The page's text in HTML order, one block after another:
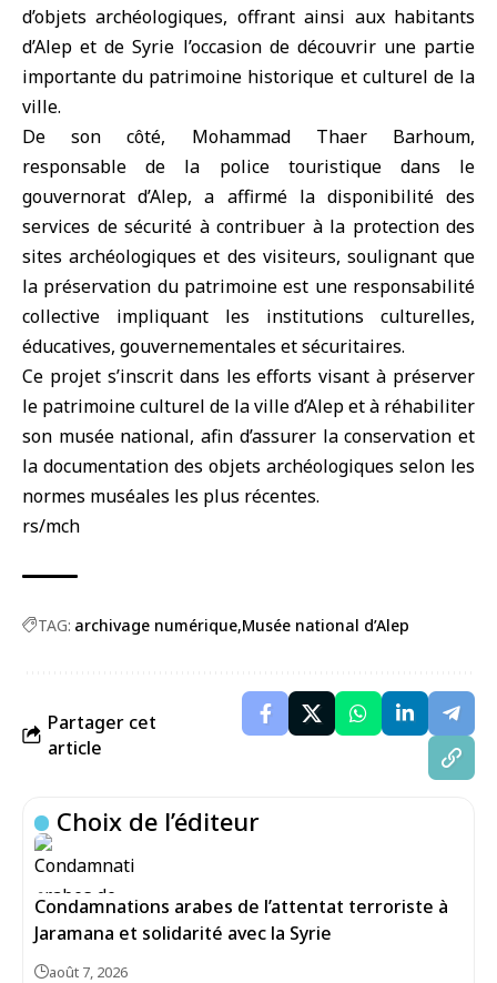
d’objets archéologiques, offrant ainsi aux habitants
d’Alep et de Syrie l’occasion de découvrir une partie
importante du patrimoine historique et culturel de la
ville.
De son côté, Mohammad Thaer Barhoum,
responsable de la police touristique dans le
gouvernorat d’Alep, a affirmé la disponibilité des
services de sécurité à contribuer à la protection des
sites archéologiques et des visiteurs, soulignant que
la préservation du patrimoine est une responsabilité
collective impliquant les institutions culturelles,
éducatives, gouvernementales et sécuritaires.
Ce projet s’inscrit dans les efforts visant à préserver
le patrimoine culturel de la ville d’Alep et à réhabiliter
son musée national, afin d’assurer la conservation et
la documentation des objets archéologiques selon les
normes muséales les plus récentes.
rs/mch
TAG: archivage numérique Musée national d’Alep
Partager cet
article
Choix de l’éditeur
Condamnations arabes de l’attentat terroriste à
Jaramana et solidarité avec la Syrie
août 7, 2026